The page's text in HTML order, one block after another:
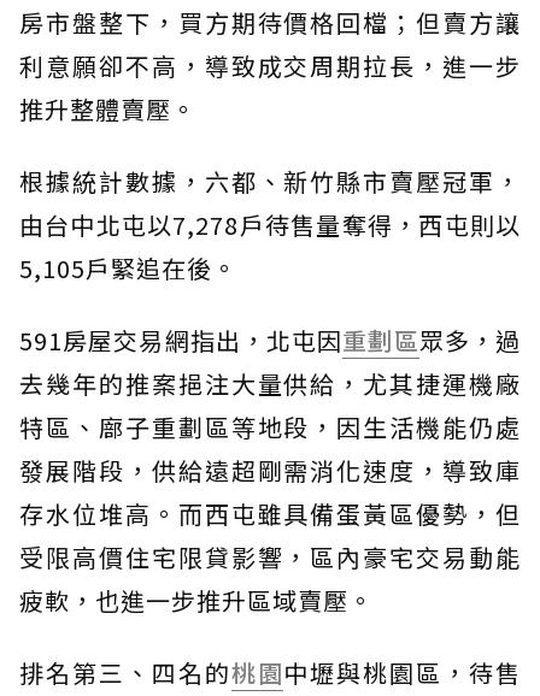
房市盤整下，買方期待價格回檔；但賣方讓
利意願卻不高，導致成交周期拉長，進一步
推升整體賣壓。
根據統計數據，六都、新竹縣市賣壓冠軍，
由台中北屯以7,278戶待售量奪得，西屯則以
5,105戶緊追在後。
591房屋交易網指出，北屯因重劃區眾多，過
去幾年的推案挹注大量供給，尤其捷運機廠
特區、廍子重劃區等地段，因生活機能仍處
發展階段，供給遠超剛需消化速度，導致庫
存水位堆高。而西屯雖具備蛋黃區優勢，但
受限高價住宅限貸影響，區內豪宅交易動能
疲軟，也進一步推升區域賣壓。
排名第三、四名的桃園中壢與桃園區，待售